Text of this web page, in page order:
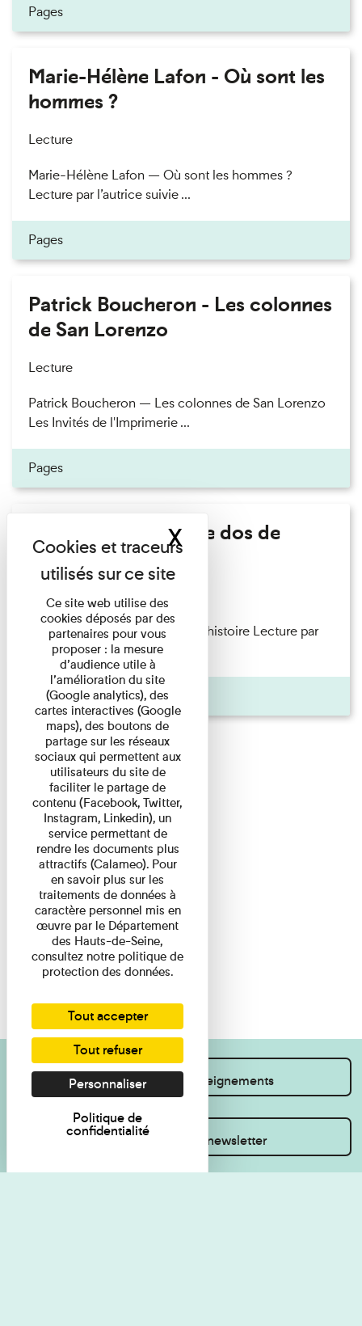
Pages
Marie-Hélène Lafon - Où sont les
hommes ?
Lecture
Marie-Hélène Lafon — Où sont les hommes ?
Lecture par l’autrice suivie ...
Pages
Patrick Boucheron - Les colonnes
de San Lorenzo
Lecture
Patrick Boucheron — Les colonnes de San Lorenzo
Les Invités de l'Imprimerie ...
Pages
Philippe Artières - Le dos de
l'histoire
Lecture
Philippe Artières — Le dos de l’histoire Lecture par
l’auteur accompagné de ...
Pages
Je souhaite des renseignements
Inscrivez-vous à la newsletter
Ce site web utilise des
cookies déposés par des
partenaires pour vous
proposer : la mesure
d’audience utile à
l’amélioration du site
(Google analytics), des
cartes interactives (Google
maps), des boutons de
partage sur les réseaux
sociaux qui permettent aux
utilisateurs du site de
faciliter le partage de
contenu (Facebook, Twitter,
Instagram, Linkedin), un
service permettant de
rendre les documents plus
attractifs (Calameo). Pour
en savoir plus sur les
traitements de données à
caractère personnel mis en
œuvre par le Département
des Hauts-de-Seine,
consultez notre politique de
protection des données.
Tout accepter
Tout refuser
Personnaliser
Politique de
confidentialité
XMasquer le